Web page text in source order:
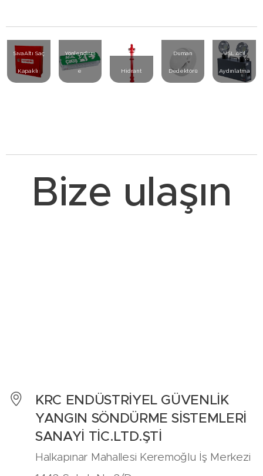
SıvaAltı Saç
Kapaklı
Yönlendirm
e Hidrant
Duman
Dedektörü
VSL Acil
Aydınlatma
Bize ulaşın
KRC ENDÜSTRİYEL GÜVENLİK
YANGIN SÖNDÜRME SİSTEMLERİ
SANAYİ TİC.LTD.ŞTİ
Halkapınar Mahallesi Keremoğlu İş Merkezi